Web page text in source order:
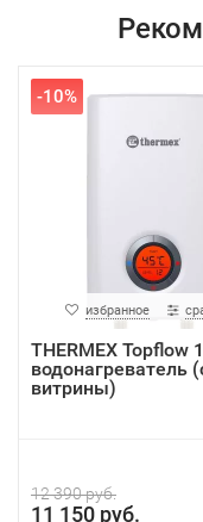
-10%
избранное
THERMEX Topflow
водонагреватель
витрины)
12 390 руб.
11 150 руб.